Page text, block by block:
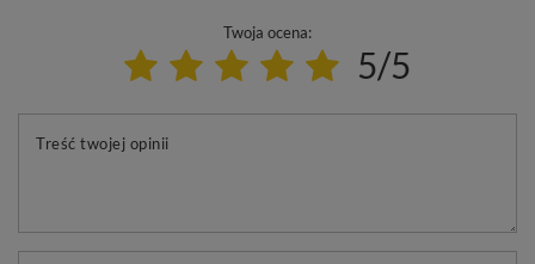
Twoja ocena:
5/5
Treść twojej opinii